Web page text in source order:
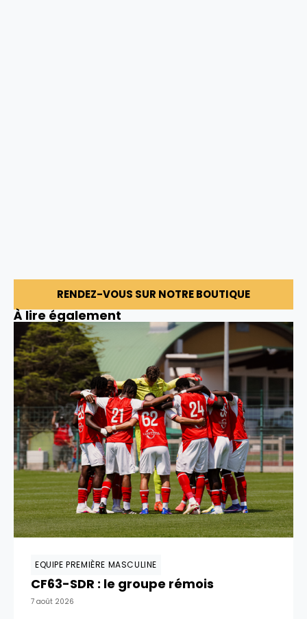
RENDEZ-VOUS SUR NOTRE BOUTIQUE
À lire également
EQUIPE PREMIÈRE MASCULINE
CF63-SDR : le groupe rémois
7 août 2026